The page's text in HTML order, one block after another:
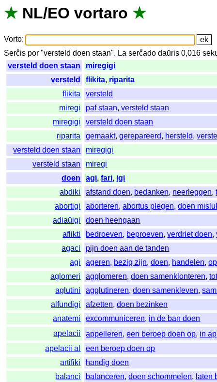
★ NL/EO vortaro ★
Vorto:
Serĉis por "versteld doen staan". La serĉado daŭris 0,016
versteld doen staan
miregigi
versteld
flikita, riparita
flikita
versteld
miregi
paf staan,versteld staan
miregigi
versteld doen staan
riparita
gemaakt,gerepareerd, hersteld,
versteld doen staan
miregigi
versteld staan
miregi
doen
agi,fari, igi
abdiki
afstand doen, bedanken, neerleggen,
abortigi
aborteren,abortus plegen,doen
adiaŭigi
doen heengaan
aflikti
bedroeven, beproeven,verdriet doen,
agaci
pijn doen aan de tanden
agi
ageren, bezig zijn,doen, handelen,
aglomeri
agglomeren,doen samenklonteren,
aglutini
agglutineren,doen samenkleven,
alfundigi
afzetten,doen bezinken
anatemi
excommuniceren, in de ban doen
apelacii
appelleren,een beroep doen op, in
apelacii al
een beroep doen op
artifiki
handig doen
balanci
balanceren,doen schommelen, laten